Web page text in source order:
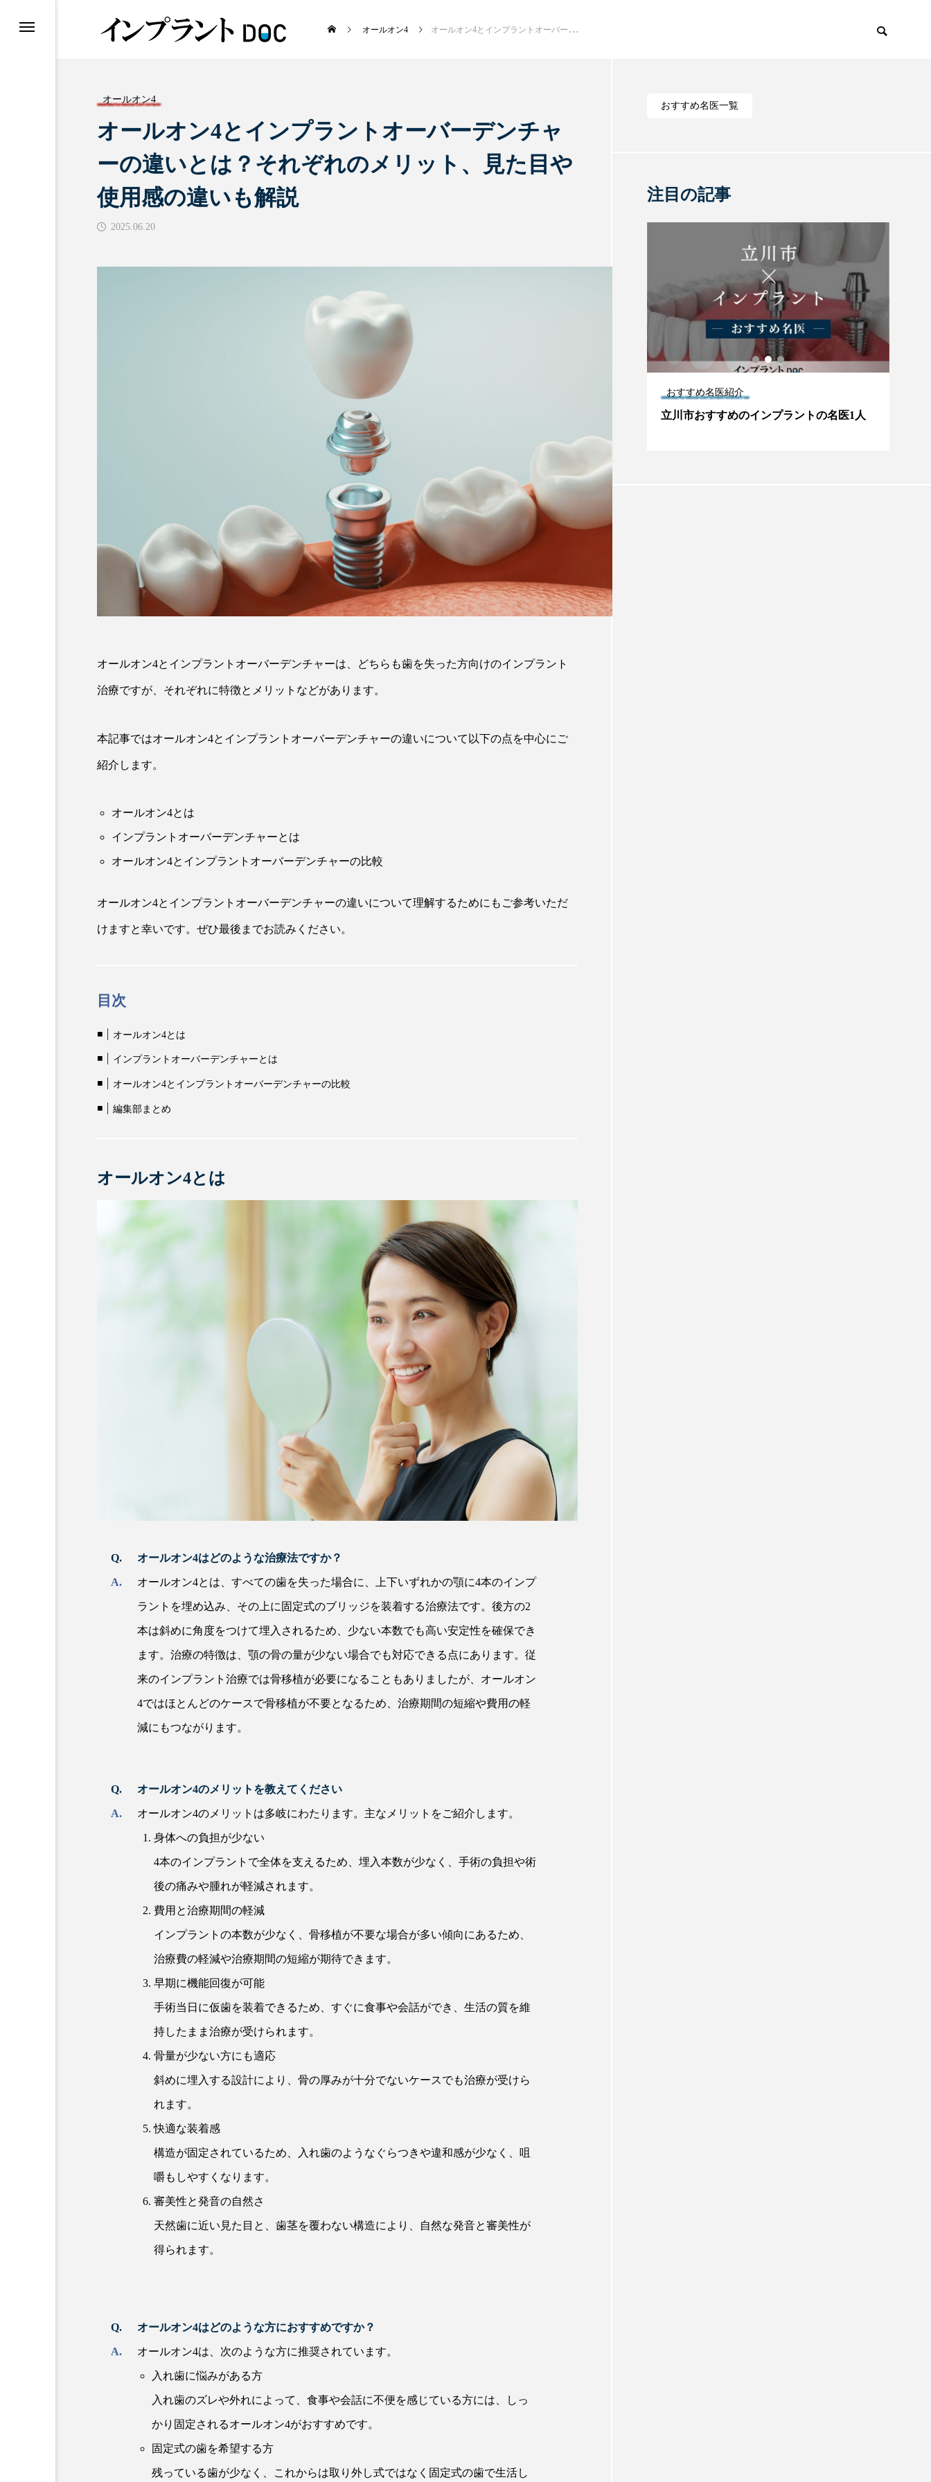
おすすめ名医紹介
横浜市おすすめの歯がボロボロの
注目のトピック
おすすめ名医一覧 インプラント 義歯 違い 費用
作成 メリット ブリッジ
オールオン4 オールオン4とインプラントオーバーデンチャーの違いとは？それぞれのメリット、見た目や使用感の違いも解説
オールオン4
オールオン4とインプラントオーバーデンチャ
ーの違いとは？それぞれのメリット、見た目や
使用感の違いも解説
2025.06.20
オールオン4とインプラントオーバーデンチャーは、どちらも歯を失った方向けのインプラント
治療ですが、それぞれに特徴とメリットなどがあります。
本記事ではオールオン4とインプラントオーバーデンチャーの違いについて以下の点を中心にご
紹介します。
オールオン4とは
インプラントオーバーデンチャーとは
オールオン4とインプラントオーバーデンチャーの比較
オールオン4とインプラントオーバーデンチャーの違いについて理解するためにもご参考いただ
けますと幸いです。ぜひ最後までお読みください。
目次
オールオン4とは
インプラントオーバーデンチャーとは
オールオン4とインプラントオーバーデンチャーの比較
編集部まとめ
オールオン4とは
オールオン4はどのような治療法ですか？
オールオン4とは、すべての歯を失った場合に、上下いずれかの顎に4本のインプ
ラントを埋め込み、その上に固定式のブリッジを装着する治療法です。後方の2
本は斜めに角度をつけて埋入されるため、少ない本数でも高い安定性を確保でき
ます。治療の特徴は、顎の骨の量が少ない場合でも対応できる点にあります。従
来のインプラント治療では骨移植が必要になることもありましたが、オールオン
4ではほとんどのケースで骨移植が不要となるため、治療期間の短縮や費用の軽
減にもつながります。
オールオン4のメリットを教えてください
オールオン4のメリットは多岐にわたります。主なメリットをご紹介します。
身体への負担が少ない
4本のインプラントで全体を支えるため、埋入本数が少なく、手術の負担や術
後の痛みや腫れが軽減されます。
費用と治療期間の軽減
インプラントの本数が少なく、骨移植が不要な場合が多い傾向にあるため、
治療費の軽減や治療期間の短縮が期待できます。
早期に機能回復が可能
手術当日に仮歯を装着できるため、すぐに食事や会話ができ、生活の質を維
持したまま治療が受けられます。
骨量が少ない方にも適応
斜めに埋入する設計により、骨の厚みが十分でないケースでも治療が受けら
れます。
快適な装着感
構造が固定されているため、入れ歯のようなぐらつきや違和感が少なく、咀
嚼もしやすくなります。
審美性と発音の自然さ
天然歯に近い見た目と、歯茎を覆わない構造により、自然な発音と審美性が
得られます。
オールオン4はどのような方におすすめですか？
オールオン4は、次のような方に推奨されています。
入れ歯に悩みがある方
入れ歯のズレや外れによって、食事や会話に不便を感じている方には、しっ
かり固定されるオールオン4がおすすめです。
固定式の歯を希望する方
残っている歯が少なく、これからは取り外し式ではなく固定式の歯で生活し
おすすめ名医一覧
注目の記事
神奈川県おすすめのインプラントの名医16
おすすめ名医紹介
立川市おすすめのインプラントの名医1人